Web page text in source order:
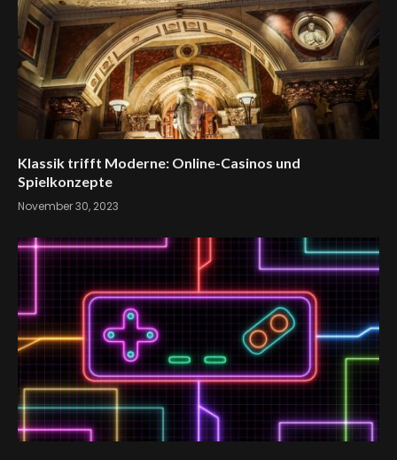
Klassik trifft Moderne: Online-Casinos und
Spielkonzepte
November 30, 2023